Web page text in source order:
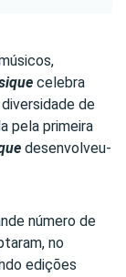
celebra
de
pela primeira
desenvolveu-
número de
no
edições